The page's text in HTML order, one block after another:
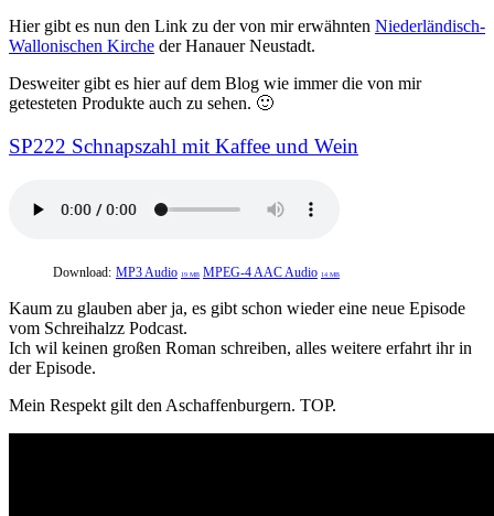
Hier gibt es nun den Link zu der von mir erwähnten Niederländisch-
Wallonischen Kirche der Hanauer Neustadt.
Desweiter gibt es hier auf dem Blog wie immer die von mir
getesteten Produkte auch zu sehen. 🙂
SP222 Schnapszahl mit Kaffee und Wein
Download: MP3 Audio 19 MB MPEG-4 AAC Audio 14 MB
Kaum zu glauben aber ja, es gibt schon wieder eine neue Episode
vom Schreihalzz Podcast.
Ich wil keinen großen Roman schreiben, alles weitere erfahrt ihr in
der Episode.
Mein Respekt gilt den Aschaffenburgern. TOP.